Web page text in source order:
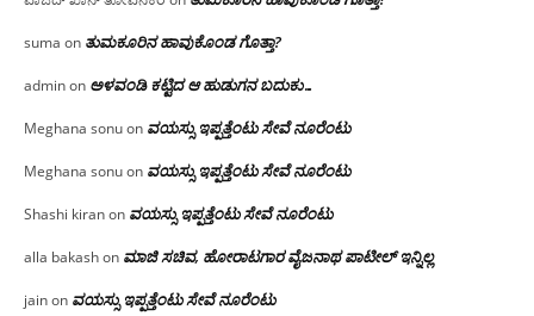
suma on ತುಮಕೂರಿನ ಹಾವುಕೊಂಡ ಗೊತ್ತಾ?
adminon ಅಳವಂಡಿ ಕಟ್ಟಿದ ಆ ಹುಡುಗನ ಬದುಕು…
Meghana sonuon ವಯಸ್ಸು ಇಪ್ಪತ್ತೆಂಟು ಸೇವೆ ನೂರೆಂಟು
Meghana sonuon ವಯಸ್ಸು ಇಪ್ಪತ್ತೆಂಟು ಸೇವೆ ನೂರೆಂಟು
Shashi kiranon ವಯಸ್ಸು ಇಪ್ಪತ್ತೆಂಟು ಸೇವೆ ನೂರೆಂಟು
alla bakashon ಮಾಜಿ ಸಚಿವ, ಹೋರಾಟಗಾರ ವೈಜನಾಥ ಪಾಟೀಲ್ ಇನ್ನಿಲ್ಲ
jainon ವಯಸ್ಸು ಇಪ್ಪತ್ತೆಂಟು ಸೇವೆ ನೂರೆಂಟು